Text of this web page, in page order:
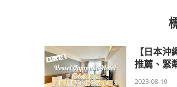
【日本
推薦、緊
2023-08-19